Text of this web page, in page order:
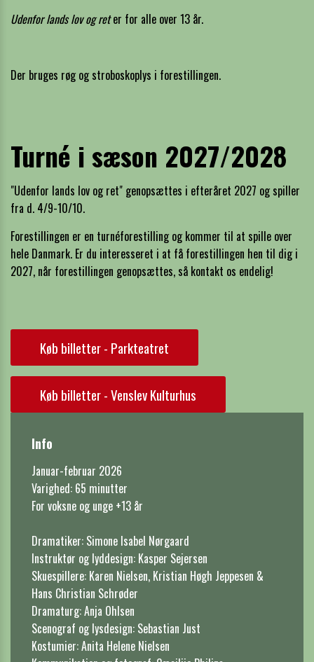
Udenfor lands lov og ret er for alle over 13 år.
Der bruges røg og stroboskoplys i forestillingen.
Turné i sæson 2027/2028
"Udenfor lands lov og ret" genopsættes i efteråret 2027 og spiller
fra d. 4/9-10/10.
Forestillingen er en turnéforestilling og kommer til at spille over
hele Danmark. Er du interesseret i at få forestillingen hen til dig i
2027, når forestillingen genopsættes, så kontakt os endelig!
Køb billetter - Parkteatret
Køb billetter - Venslev Kulturhus
Info
Januar-februar 2026
Varighed: 65 minutter
For voksne og unge +13 år
Dramatiker: Simone Isabel Nørgaard
Instruktør og lyddesign: Kasper Sejersen
Skuespillere: Karen Nielsen, Kristian Høgh Jeppesen &
Hans Christian Schrøder
Dramaturg: Anja Ohlsen
Scenograf og lysdesign: Sebastian Just
Kostumier: Anita Helene Nielsen